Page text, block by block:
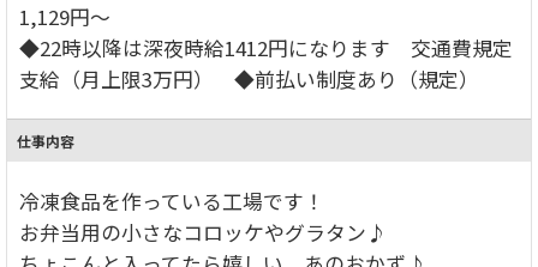
1,129円～
◆22時以降は深夜時給1412円になります 交通費規定
支給（月上限3万円） ◆前払い制度あり（規定）
仕事内容
冷凍食品を作っている工場です！
お弁当用の小さなコロッケやグラタン♪